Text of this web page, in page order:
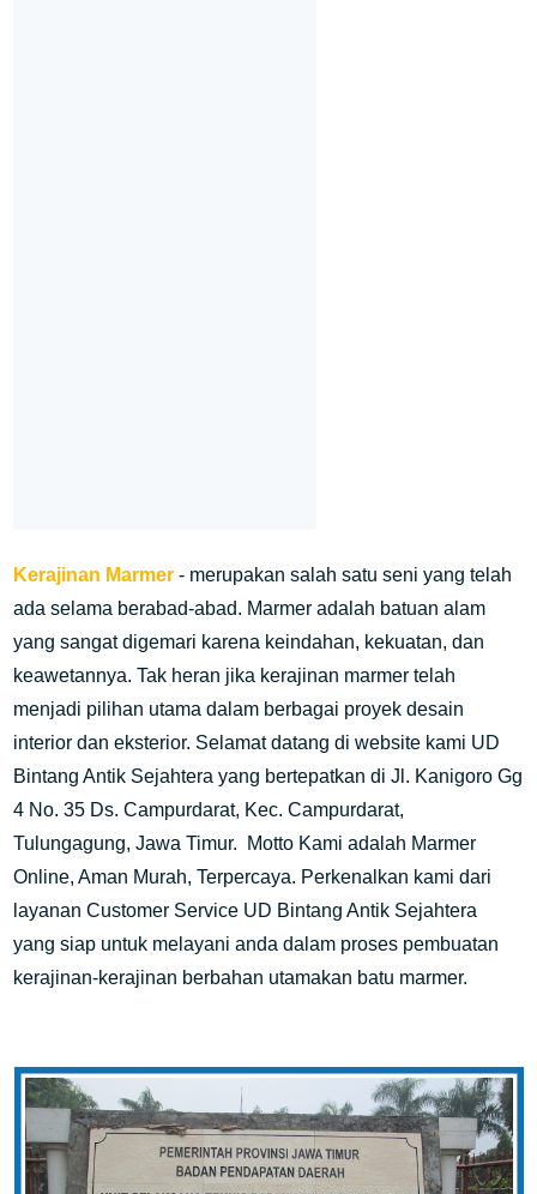
Kerajinan Marmer - merupakan salah satu seni yang telah
ada selama berabad-abad. Marmer adalah batuan alam
yang sangat digemari karena keindahan, kekuatan, dan
keawetannya. Tak heran jika kerajinan marmer telah
menjadi pilihan utama dalam berbagai proyek desain
interior dan eksterior. Selamat datang di website kami UD
Bintang Antik Sejahtera yang bertepatkan di Jl. Kanigoro Gg
4 No. 35 Ds. Campurdarat, Kec. Campurdarat,
Tulungagung, Jawa Timur. Motto Kami adalah Marmer
Online, Aman Murah, Terpercaya. Perkenalkan kami dari
layanan Customer Service UD Bintang Antik Sejahtera
yang siap untuk melayani anda dalam proses pembuatan
kerajinan-kerajinan berbahan utamakan batu marmer.